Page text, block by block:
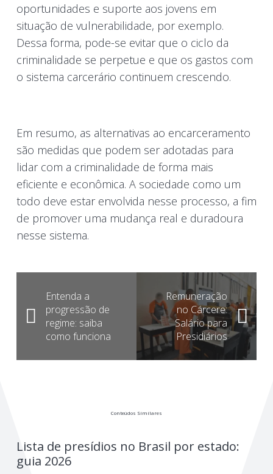
oportunidades e suporte aos jovens em
situação de vulnerabilidade, por exemplo.
Dessa forma, pode-se evitar que o ciclo da
criminalidade se perpetue e que os gastos com
o sistema carcerário continuem crescendo.
Em resumo, as alternativas ao encarceramento
são medidas que podem ser adotadas para
lidar com a criminalidade de forma mais
eficiente e econômica. A sociedade como um
todo deve estar envolvida nesse processo, a fim
de promover uma mudança real e duradoura
nesse sistema.
Entenda a
progressão de
regime: saiba
como funciona
Remuneração
no Cárcere:
Salário para
Presidiários
Conteúdos Similares
Lista de presídios no Brasil por estado:
guia 2026